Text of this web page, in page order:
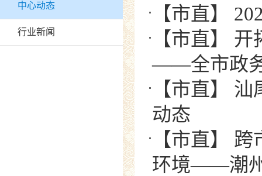
中心动态
行业新闻
【市直】
【市直】
——全市政务
【市直】
动态
【市直】
环境——潮州